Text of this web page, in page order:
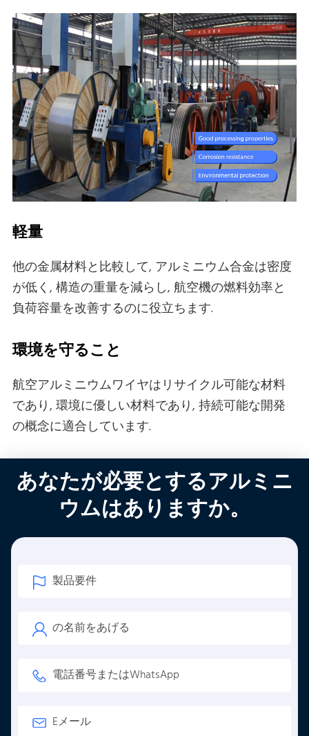
軽量
他の金属材料と比較して, アルミニウム合金は密度
が低く, 構造の重量を減らし, 航空機の燃料効率と
負荷容量を改善するのに役立ちます.
環境を守ること
航空アルミニウムワイヤはリサイクル可能な材料
であり, 環境に優しい材料であり, 持続可能な開発
の概念に適合しています.
あなたが必要とするアルミニ
ウムはありますか。